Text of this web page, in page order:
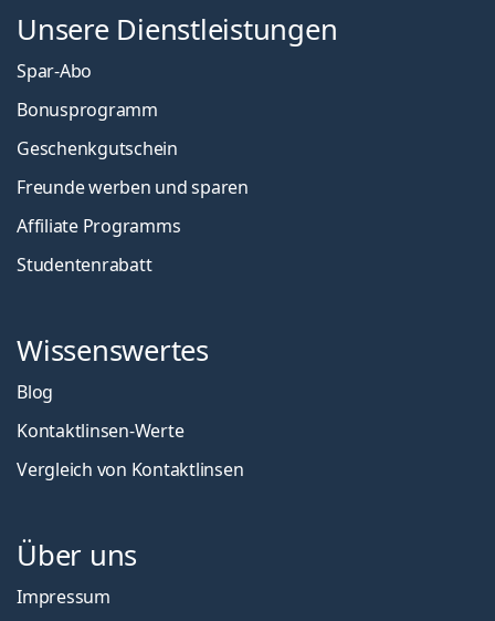
Unsere Dienstleistungen
Spar-Abo
Bonusprogramm
Geschenkgutschein
Freunde werben und sparen
Affiliate Programms
Studentenrabatt
Wissenswertes
Blog
Kontaktlinsen-Werte
Vergleich von Kontaktlinsen
Über uns
Impressum